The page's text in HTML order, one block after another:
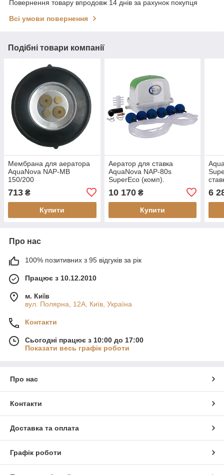
Повернення товару впродовж 14 днів за рахунок покупця
Всі умови повернення
Подібні товари компанії
Мембрана для аератора
AquaNova NAP-MB
150/200
713 ₴
Купити
Аератор для ставка
AquaNova NAP-80s
SuperEco (комп).
10 170₴
Купити
6
Про нас
100% позитивних з 95 відгуків за рік
Працює з 10.12.2010
м. Київ
вул. Полярна, 12А, Київ, Україна
Контакти
Сьогодні працює з 10:00 до 17:00
Показати весь графік роботи
Про нас
Контакти
Доставка та оплата
Графік роботи